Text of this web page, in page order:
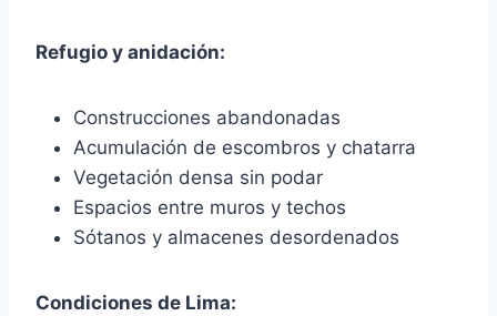
Refugio y anidación:
Construcciones abandonadas
Acumulación de escombros y chatarra
Vegetación densa sin podar
Espacios entre muros y techos
Sótanos y almacenes desordenados
Condiciones de Lima: